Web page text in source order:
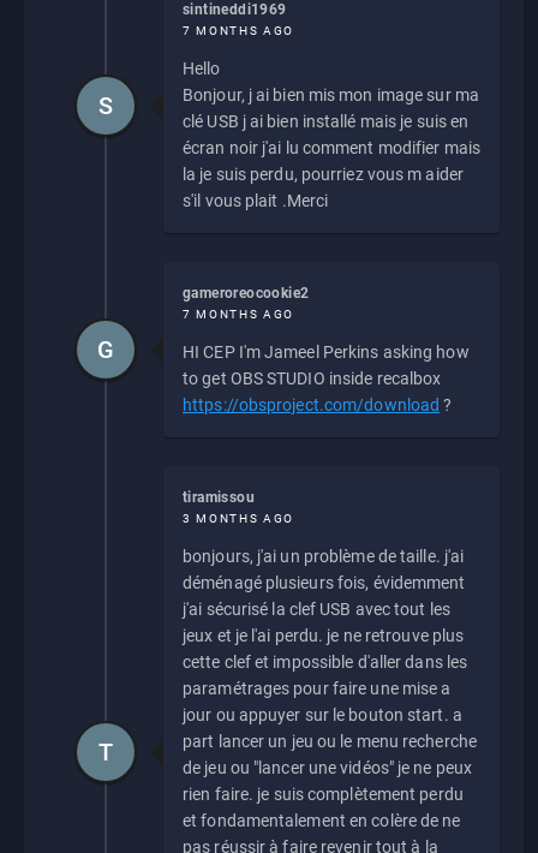
sintineddi1969
7 MONTHS AGO
Hello
Bonjour, j ai bien mis mon image sur ma
clé USB j ai bien installé mais je suis en
écran noir j'ai lu comment modifier mais
la je suis perdu, pourriez vous m aider
s'il vous plait .Merci
S
gameroreocookie2
7 MONTHS AGO
HI CEP I'm Jameel Perkins asking how
to get OBS STUDIO inside recalbox
https://obsproject.com/download ?
G
tiramissou
3 MONTHS AGO
bonjours, j'ai un problème de taille. j'ai
déménagé plusieurs fois, évidemment
j'ai sécurisé la clef USB avec tout les
jeux et je l'ai perdu. je ne retrouve plus
cette clef et impossible d'aller dans les
paramétrages pour faire une mise a
jour ou appuyer sur le bouton start. a
part lancer un jeu ou le menu recherche
de jeu ou "lancer une vidéos" je ne peux
rien faire. je suis complètement perdu
et fondamentalement en colère de ne
pas réussir à faire revenir tout à la
T